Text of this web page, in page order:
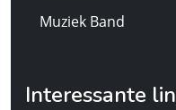
Muziek Band
Interessante